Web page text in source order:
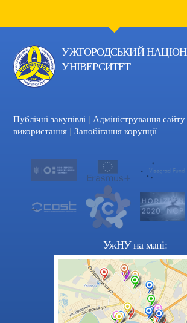
УЖГОРОДСЬКИЙ
УНІВЕРСИТЕТ
Публічні закупівлі | Адміністрування сайту
використання | Запобігання корупції
УжНУ на мапі: